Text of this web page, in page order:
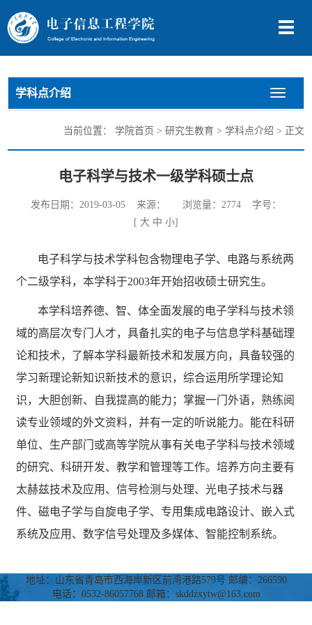
切
导
学科点介绍
切
换
航
当前位置： 学院首页 > 研究生教育> 学科点介绍 > 正文
电子科学与技术一级学科硕士点
发布日期：2019-03-05 来源： 浏览量： 2774字号：
[ 大 中 小]
电子科学与技术学科包含物理电子学、电路与系统两
个二级学科，本学科于2003年开始招收硕士研究生。
本学科培养德、智、体全面发展的电子学科与技术领
域的高层次专门人才，具备扎实的电子与信息学科基础理
论和技术，了解本学科最新技术和发展方向，具备较强的
学习新理论新知识新技术的意识，综合运用所学理论知
识，大胆创新、自我提高的能力；掌握一门外语，熟练阅
读专业领域的外文资料，并有一定的听说能力。能在科研
单位、生产部门或高等学院从事有关电子学科与技术领域
的研究、科研开发、教学和管理等工作。培养方向主要有
太赫兹技术及应用、信号检测与处理、光电子技术与器
件、磁电子学与自旋电子学、专用集成电路设计、嵌入式
系统及应用、数字信号处理及多媒体、智能控制系统。
地址：山东省青岛市西海岸新区前湾港路579号 邮编：266590
电话：0532-86057768 邮箱：skddzxytw@163.com